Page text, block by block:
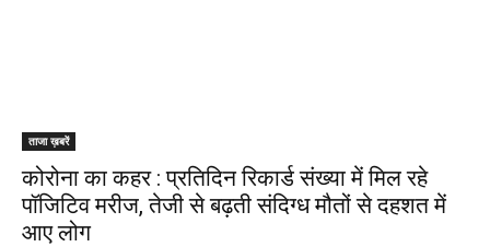
ताजा ख़बरें
कोरोना का कहर : प्रतिदिन रिकार्ड संख्या में मिल रहे
पॉजिटिव मरीज, तेजी से बढ़ती संदिग्ध मौतों से दहशत में
आए लोग